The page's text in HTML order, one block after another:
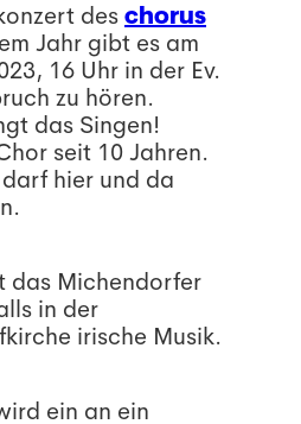
des chorus
Jahr gibt es am
16 Uhr in der Ev.
zu hören.
das Singen!
seit 10 Jahren.
hier und da
das Michendorfer
in der
irische Musik.
ein an ein